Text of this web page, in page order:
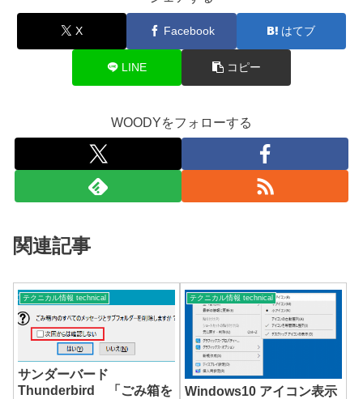
X Facebook はてブ
LINE コピー
WOODYをフォローする
関連記事
テクニカル情報 technical
サンダーバード
Thunderbird 「ごみ箱を
テクニカル情報 technical
Windows10 アイコン表示